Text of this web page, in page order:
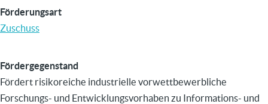
Förderungsart
Zuschuss
Fördergegenstand
Fördert risikoreiche industrielle vorwettbewerbliche
Forschungs- und Entwicklungsvorhaben zu Informations- und